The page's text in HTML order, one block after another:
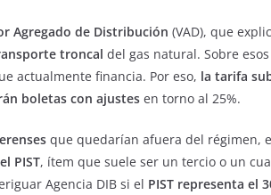
Agregado de Distribución (VAD), que
troncal del gas natural. Sobre
actualmente financia. Por eso, la tarifa
boletas con ajustes en torno al 25%.
que quedarían afuera del régimen,
PIST, ítem que suele ser un tercio o un
Agencia DIB si el PIST representa el